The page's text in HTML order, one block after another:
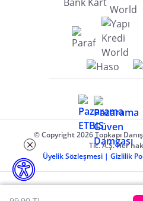
© Copyright 2026 Topkapı
Tic. A.Ş. Her
Üyelik Sözleşmesi | Gizlilik